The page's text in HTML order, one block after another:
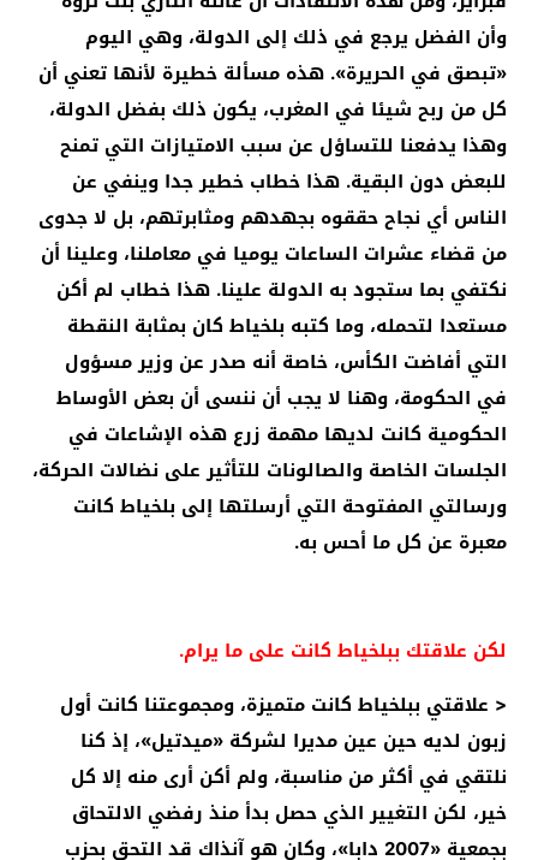
وأن الفضل يرجع في ذلك إلى الدولة، وهي اليوم
«تبصق في الحريرة». هذه مسألة خطيرة لأنها تعني أن
كل من ربح شيئا في المغرب، يكون ذلك بفضل الدولة،
وهذا يدفعنا للتساؤل عن سبب الامتيازات التي تمنح
للبعض دون البقية. هذا خطاب خطير جدا وينفي عن
الناس أي نجاح حققوه بجهدهم ومثابرتهم، بل لا جدوى
من قضاء عشرات الساعات يوميا في معاملنا، وعلينا أن
نكتفي بما ستجود به الدولة علينا. هذا خطاب لم أكن
مستعدا لتحمله، وما كتبه بلخياط كان بمثابة النقطة
التي أفاضت الكأس، خاصة أنه صدر عن وزير مسؤول
في الحكومة، وهنا لا يجب أن ننسى أن بعض الأوساط
الحكومية كانت لديها مهمة زرع هذه الإشاعات في
الجلسات الخاصة والصالونات للتأثير على نضالات الحركة،
ورسالتي المفتوحة التي أرسلتها إلى بلخياط كانت
معبرة عن كل ما أحس به.
لكن علاقتك ببلخياط كانت على ما يرام.
< علاقتي ببلخياط كانت متميزة، ومجموعتنا كانت أول
زبون لديه حين عين مديرا لشركة «ميدتيل»، إذ كنا
نلتقي في أكثر من مناسبة، ولم أكن أرى منه إلا كل
خير، لكن التغيير الذي حصل بدأ منذ رفضي الالتحاق
بجمعية «2007 دابا»، وكان هو آنذاك قد التحق بحزب